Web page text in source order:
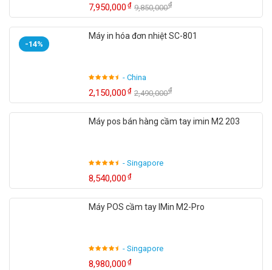
7,950,000₫ 9,850,000₫
-14%
Máy in hóa đơn nhiệt SC-801
- China
2,150,000₫ 2,490,000₫
Máy pos bán hàng cầm tay imin M2 203
- Singapore
8,540,000₫
Máy POS cầm tay IMin M2-Pro
- Singapore
8,980,000₫